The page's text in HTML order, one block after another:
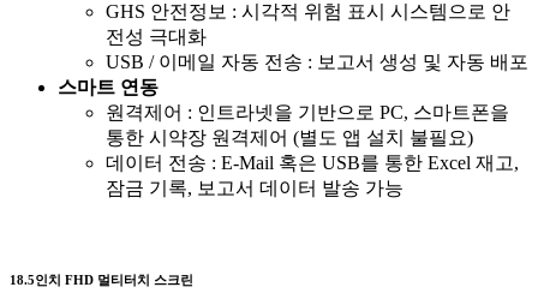
GHS 안전정보 : 시각적 위험 표시 시스템으로 안
전성 극대화
USB / 이메일 자동 전송 : 보고서 생성 및 자동 배포
스마트 연동
원격제어 : 인트라넷을 기반으로 PC, 스마트폰을
통한 시약장 원격제어 (별도 앱 설치 불필요)
데이터 전송 : E-Mail 혹은 USB를 통한 Excel 재고,
잠금 기록, 보고서 데이터 발송 가능
18.5인치 FHD 멀티터치 스크린